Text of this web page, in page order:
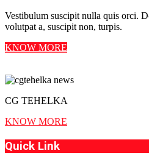
Vestibulum suscipit nulla quis orci.
volutpat a, suscipit non, turpis.
KNOW MORE
CG TEHELKA
KNOW MORE
Quick Link